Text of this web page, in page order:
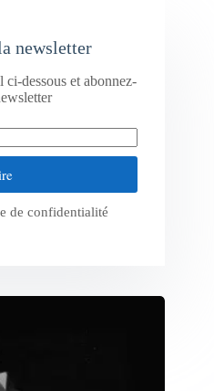
newsletter
ci-dessous et abonnez-
de confidentialité